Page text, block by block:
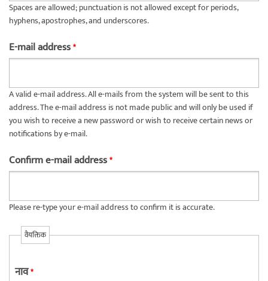
Spaces are allowed; punctuation is not allowed except for periods,
hyphens, apostrophes, and underscores.
E-mail address*
A valid e-mail address. All e-mails from the system will be sent to this
address. The e-mail address is not made public and will only be used if
you wish to receive a new password or wish to receive certain news or
notifications by e-mail.
Confirm e-mail address*
Please re-type your e-mail address to confirm it is accurate.
वैयक्तिक
नाव*